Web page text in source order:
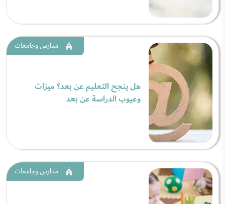
مدارس وجامعات
هل ينجح التعليم عن بعد؟ ميزات
وعيوب الدراسة عن بعد
مدارس وجامعات